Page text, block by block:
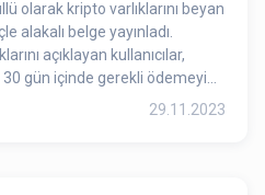
olarak kripto varlıklarını beyan
alakalı belge yayınladı.
açıklayan kullanıcılar,
gün içinde gerekli ödemeyi
ödeme
29.11.2023